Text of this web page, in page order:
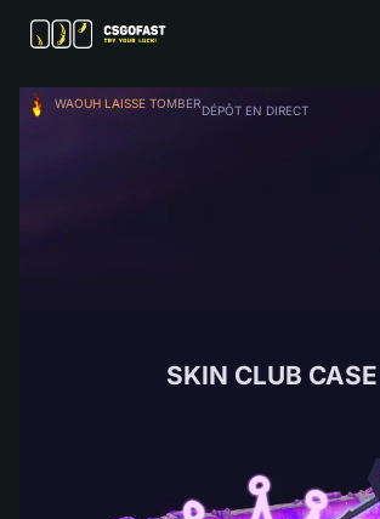
WAOUH LAISSE TOMBER
DÉPÔT EN DIRECT
SKIN CLUB CASE